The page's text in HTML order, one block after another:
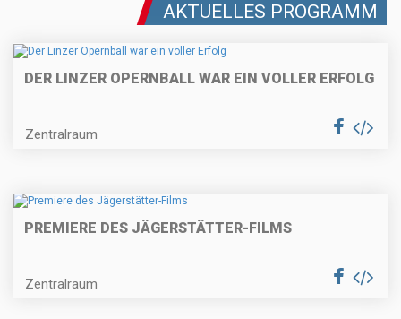
AKTUELLES PROGRAMM
DER LINZER OPERNBALL WAR EIN VOLLER ERFOLG
Zentralraum
PREMIERE DES JÄGERSTÄTTER-FILMS
Zentralraum